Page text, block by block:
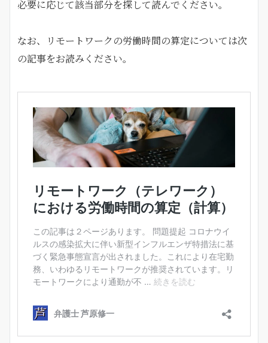
必要に応じて該当部分を探して読んでください。
なお、リモートワークの労働時間の算定については次
の記事をお読みください。